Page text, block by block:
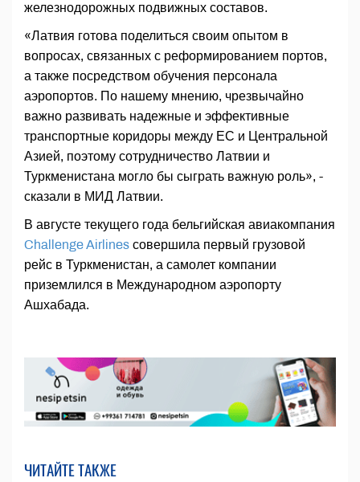
железнодорожных подвижных составов.
«Латвия готова поделиться своим опытом в
вопросах, связанных с реформированием портов,
а также посредством обучения персонала
аэропортов. По нашему мнению, чрезвычайно
важно развивать надежные и эффективные
транспортные коридоры между ЕС и Центральной
Азией, поэтому сотрудничество Латвии и
Туркменистана могло бы сыграть важную роль», -
сказали в МИД Латвии.
В августе текущего года бельгийская авиакомпания
Challenge Airlines совершила первый грузовой
рейс в Туркменистан, а самолет компании
приземлился в Международном аэропорту
Ашхабада.
ЧИТАЙТЕ ТАКЖЕ